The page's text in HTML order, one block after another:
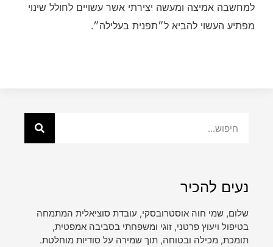
למחשבה אמיצה ומעשה יצירתי אשר עשויים לחולל שינוי
מפתיע העשוי להביא ל״תפנית בעלילה״.
נעים להכיר
שלום, שמי חוה אוסטרובסקי, עובדת סוציאלית המתמחה
בטיפול ויעוץ פרטני, זוגי ומשפחתי בסביבה אמפטית,
תומכת, מכילה ובטוחה, תוך שמירה על סודיות מוחלטת.